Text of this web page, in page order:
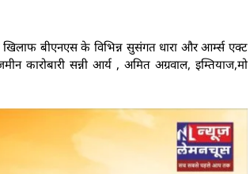
खिलाफ बीएनएस के विभिन्न सुसंगत धारा और आर्म्स एक्ट
सन्नी आर्य , अमित अग्रवाल, इम्तियाज,मो